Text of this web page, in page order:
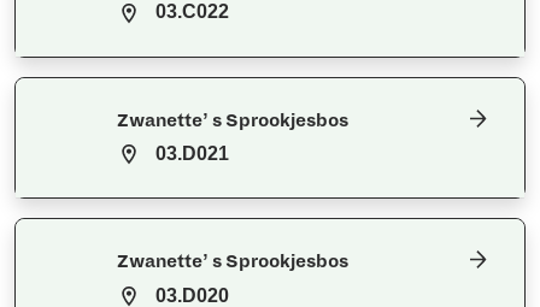
03.C022
Zwanette’ s Sprookjesbos
03.D021
Zwanette’ s Sprookjesbos
03.D020